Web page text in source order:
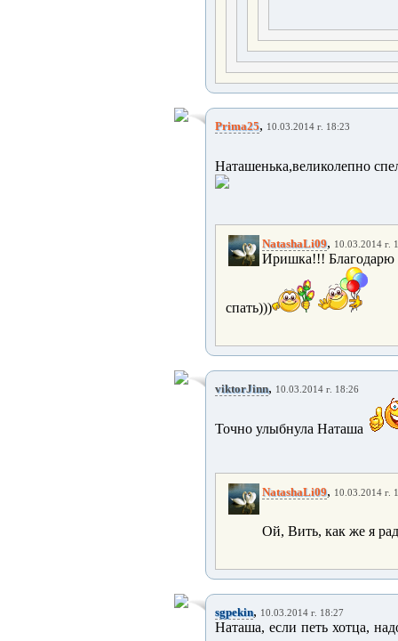
Prima25, 10.03.2014 г. 18:23
Наташенька,великолепно
NatashaLi09, 10.03.2014 г.
Иришка!!! Благодарю
спать)))
viktorJinn, 10.03.2014 г. 18:26
Точно улыбнула Наташа
NatashaLi09, 10.03.2014 г.
Ой, Вить, как же я
sgpekin, 10.03.2014 г. 18:27
Наташа, если петь хотца,